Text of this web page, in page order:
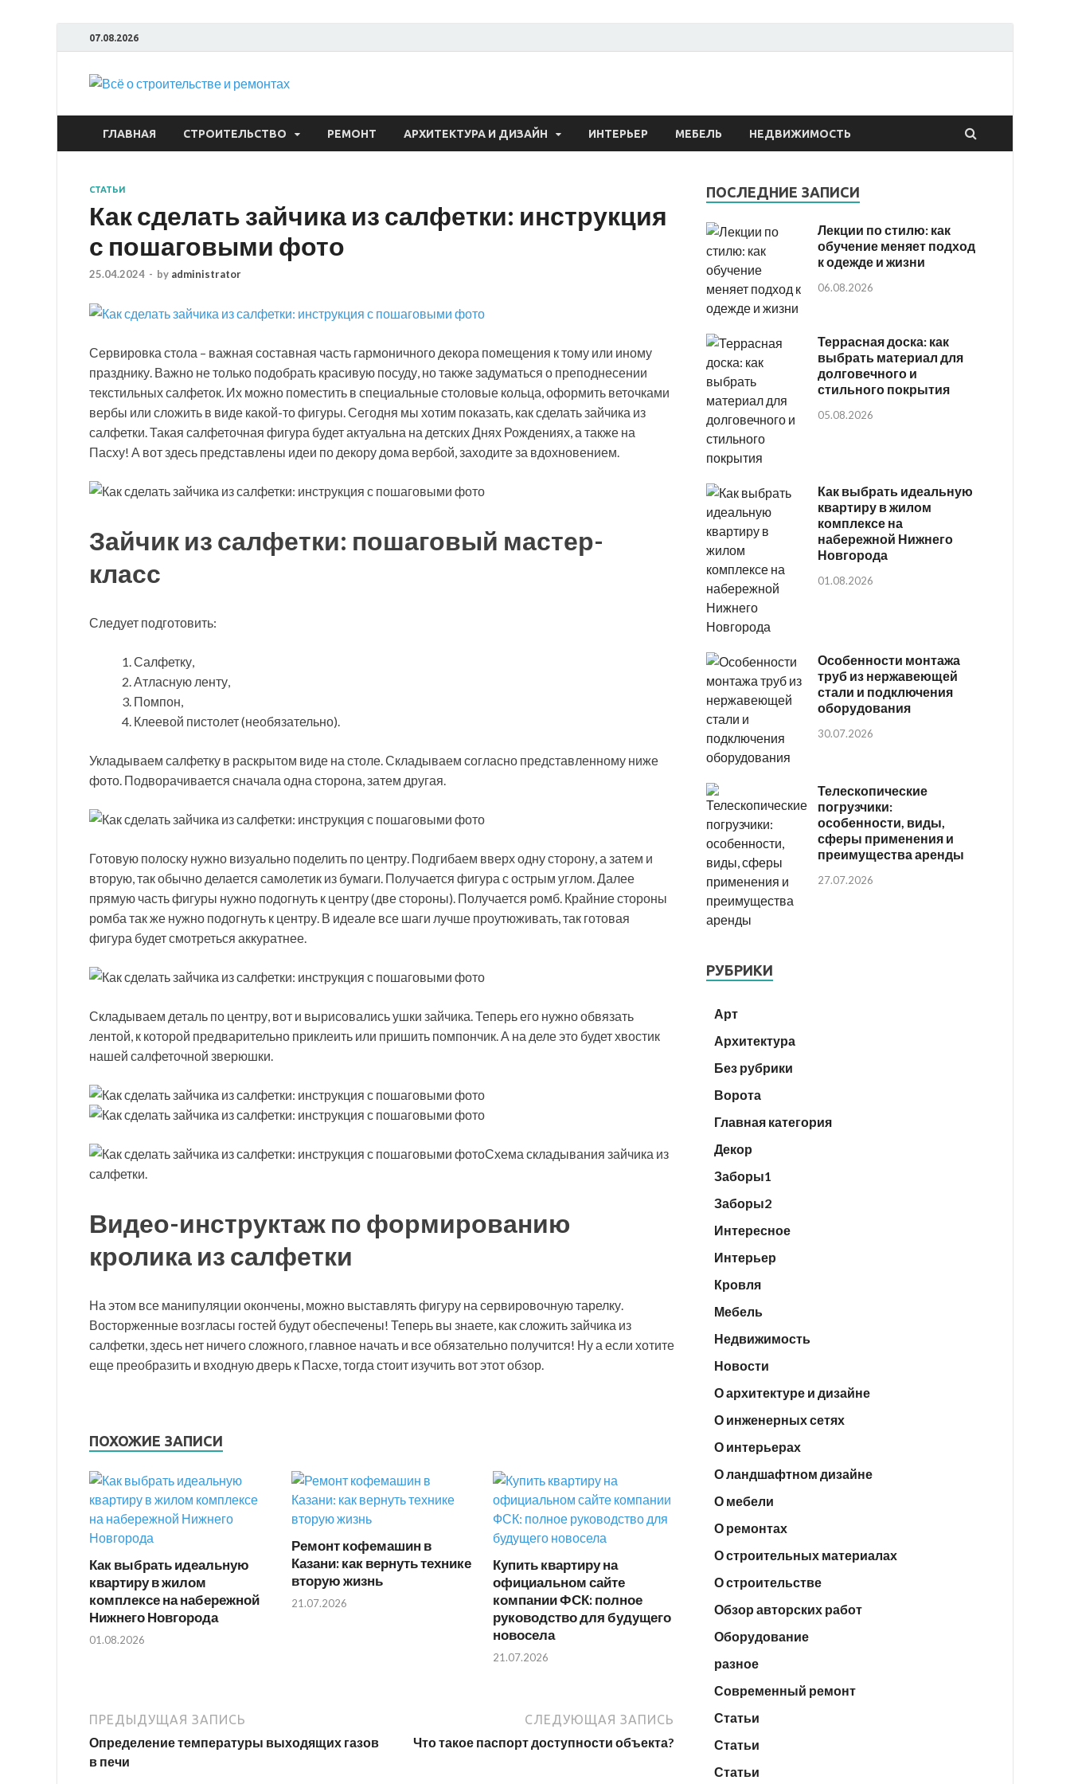
07.08.2026
Всё о строительстве и ремонтах
ГЛАВНАЯ СТРОИТЕЛЬСТВО РЕМОНТ АРХИТЕКТУРА И ДИЗАЙН ИНТЕРЬЕР МЕБЕЛЬ НЕДВИЖИМОСТЬ
СТАТЬИ
Как сделать зайчика из салфетки: инструкция
с пошаговыми фото
25.04.2024 - by administrator
Сервировка стола – важная составная часть гармоничного декора помещения к тому или иному
празднику. Важно не только подобрать красивую посуду, но также задуматься о преподнесении
текстильных салфеток. Их можно поместить в специальные столовые кольца, оформить веточками
вербы или сложить в виде какой-то фигуры. Сегодня мы хотим показать, как сделать зайчика из
салфетки. Такая салфеточная фигура будет актуальна на детских Днях Рождениях, а также на
Пасху! А вот здесь представлены идеи по декору дома вербой, заходите за вдохновением.
Зайчик из салфетки: пошаговый мастер-
класс
Следует подготовить:
Салфетку,
Атласную ленту,
Помпон,
Клеевой пистолет (необязательно).
Укладываем салфетку в раскрытом виде на столе. Складываем согласно представленному ниже
фото. Подворачивается сначала одна сторона, затем другая.
Готовую полоску нужно визуально поделить по центру. Подгибаем вверх одну сторону, а затем и
вторую, так обычно делается самолетик из бумаги. Получается фигура с острым углом. Далее
прямую часть фигуры нужно подогнуть к центру (две стороны). Получается ромб. Крайние стороны
ромба так же нужно подогнуть к центру. В идеале все шаги лучше проутюживать, так готовая
фигура будет смотреться аккуратнее.
Складываем деталь по центру, вот и вырисовались ушки зайчика. Теперь его нужно обвязать
лентой, к которой предварительно приклеить или пришить помпончик. А на деле это будет хвостик
нашей салфеточной зверюшки.
Схема складывания зайчика из
салфетки.
Видео-инструктаж по формированию
кролика из салфетки
На этом все манипуляции окончены, можно выставлять фигуру на сервировочную тарелку.
Восторженные возгласы гостей будут обеспечены! Теперь вы знаете, как сложить зайчика из
салфетки, здесь нет ничего сложного, главное начать и все обязательно получится! Ну а если хотите
еще преобразить и входную дверь к Пасхе, тогда стоит изучить вот этот обзор.
ПОХОЖИЕ ЗАПИСИ
Как выбрать идеальную
квартиру в жилом
комплексе на набережной
Нижнего Новгорода
01.08.2026
Ремонт кофемашин в
Казани: как вернуть технике
вторую жизнь
21.07.2026
Купить квартиру на
официальном сайте
компании ФСК: полное
руководство для будущего
новосела
21.07.2026
ПРЕДЫДУЩАЯ ЗАПИСЬ
Определение температуры выходящих газов
в печи
СЛЕДУЮЩАЯ ЗАПИСЬ
Что такое паспорт доступности объекта?
ПОСЛЕДНИЕ ЗАПИСИ
Лекции по стилю: как
обучение меняет подход
к одежде и жизни
06.08.2026
Террасная доска: как
выбрать материал для
долговечного и
стильного покрытия
05.08.2026
Как выбрать идеальную
квартиру в жилом
комплексе на
набережной Нижнего
Новгорода
01.08.2026
Особенности монтажа
труб из нержавеющей
стали и подключения
оборудования
30.07.2026
Телескопические
погрузчики:
особенности, виды,
сферы применения и
преимущества аренды
27.07.2026
РУБРИКИ
Арт
Архитектура
Без рубрики
Ворота
Главная категория
Декор
Заборы1
Заборы2
Интересное
Интерьер
Кровля
Мебель
Недвижимость
Новости
О архитектуре и дизайне
О инженерных сетях
О интерьерах
О ландшафтном дизайне
О мебели
О ремонтах
О строительных материалах
О строительстве
Обзор авторских работ
Оборудование
разное
Современный ремонт
Статьи
Статьи
Статьи